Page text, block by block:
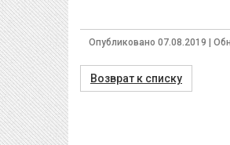
Опубликовано 07.08.2019 |
Возврат к списку